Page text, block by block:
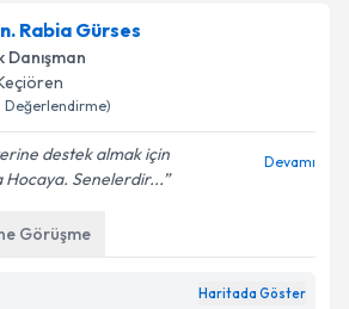
Rabia Gürses
Danışman
Değerlendirme)
destek almak için
Hocaya. Senelerdir...
Devamı
Görüşme
Haritada Göster